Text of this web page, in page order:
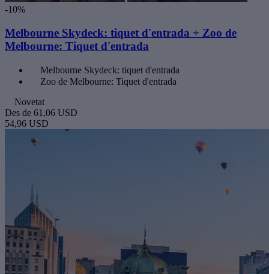
-10%
Melbourne Skydeck: tiquet d'entrada + Zoo de
Melbourne: Tiquet d'entrada
Melbourne Skydeck: tiquet d'entrada
Zoo de Melbourne: Tiquet d'entrada
Novetat
Des de 61,06 USD
54,96 USD